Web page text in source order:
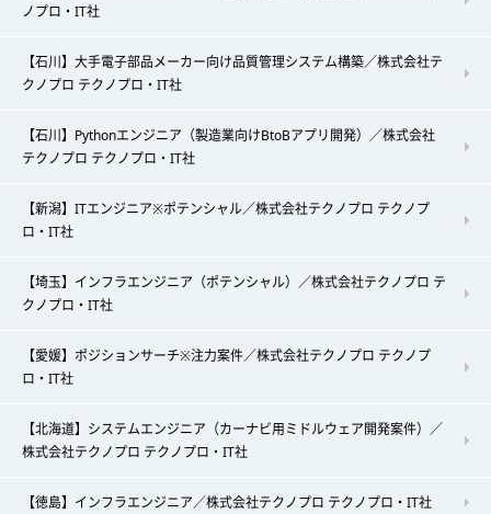
ノプロ・IT社
【石川】大手電子部品メーカー向け品質管理システム構築／株式会社テ
クノプロ テクノプロ・IT社
【石川】Pythonエンジニア（製造業向けBtoBアプリ開発）／株式会社
テクノプロ テクノプロ・IT社
【新潟】ITエンジニア※ポテンシャル／株式会社テクノプロ テクノプ
ロ・IT社
【埼玉】インフラエンジニア（ポテンシャル）／株式会社テクノプロ テ
クノプロ・IT社
【愛媛】ポジションサーチ※注力案件／株式会社テクノプロ テクノプ
ロ・IT社
【北海道】システムエンジニア（カーナビ用ミドルウェア開発案件）／
株式会社テクノプロ テクノプロ・IT社
【徳島】インフラエンジニア／株式会社テクノプロ テクノプロ・IT社